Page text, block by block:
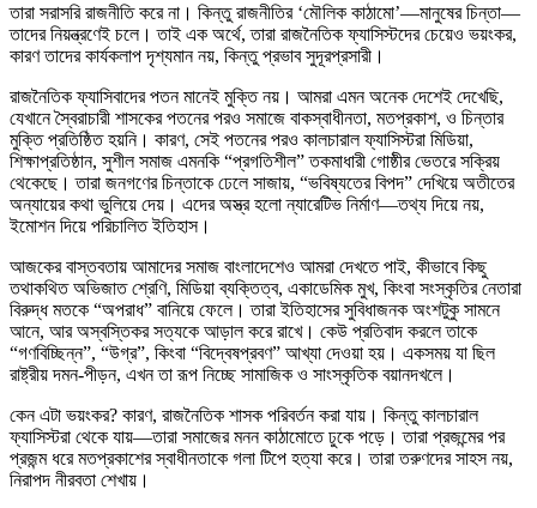
তারা সরাসরি রাজনীতি করে না। কিন্তু রাজনীতির ‘মৌলিক কাঠামো’—মানুষের চিন্তা—
তাদের নিয়ন্ত্রণেই চলে। তাই এক অর্থে, তারা রাজনৈতিক ফ্যাসিস্টদের চেয়েও ভয়ংকর,
কারণ তাদের কার্যকলাপ দৃশ্যমান নয়, কিন্তু প্রভাব সুদূরপ্রসারী।
রাজনৈতিক ফ্যাসিবাদের পতন মানেই মুক্তি নয়। আমরা এমন অনেক দেশেই দেখেছি,
যেখানে স্বৈরাচারী শাসকের পতনের পরও সমাজে বাকস্বাধীনতা, মতপ্রকাশ, ও চিন্তার
মুক্তি প্রতিষ্ঠিত হয়নি। কারণ, সেই পতনের পরও কালচারাল ফ্যাসিস্টরা মিডিয়া,
শিক্ষাপ্রতিষ্ঠান, সুশীল সমাজ এমনকি “প্রগতিশীল” তকমাধারী গোষ্ঠীর ভেতরে সক্রিয়
থেকেছে। তারা জনগণের চিন্তাকে ঢেলে সাজায়, “ভবিষ্যতের বিপদ” দেখিয়ে অতীতের
অন্যায়ের কথা ভুলিয়ে দেয়। এদের অস্ত্র হলো ন্যারেটিভ নির্মাণ—তথ্য দিয়ে নয়,
ইমোশন দিয়ে পরিচালিত ইতিহাস।
আজকের বাস্তবতায় আমাদের সমাজ বাংলাদেশেও আমরা দেখতে পাই, কীভাবে কিছু
তথাকথিত অভিজাত শ্রেণি, মিডিয়া ব্যক্তিত্ব, একাডেমিক মুখ, কিংবা সংস্কৃতির নেতারা
বিরুদ্ধ মতকে “অপরাধ” বানিয়ে ফেলে। তারা ইতিহাসের সুবিধাজনক অংশটুকু সামনে
আনে, আর অস্বস্তিকর সত্যকে আড়াল করে রাখে। কেউ প্রতিবাদ করলে তাকে
“গণবিচ্ছিন্ন”, “উগ্র”, কিংবা “বিদ্বেষপ্রবণ” আখ্যা দেওয়া হয়। একসময় যা ছিল
রাষ্ট্রীয় দমন-পীড়ন, এখন তা রূপ নিচ্ছে সামাজিক ও সাংস্কৃতিক বয়ানদখলে।
কেন এটা ভয়ংকর? কারণ, রাজনৈতিক শাসক পরিবর্তন করা যায়। কিন্তু কালচারাল
ফ্যাসিস্টরা থেকে যায়—তারা সমাজের মনন কাঠামোতে ঢুকে পড়ে। তারা প্রজন্মের পর
প্রজন্ম ধরে মতপ্রকাশের স্বাধীনতাকে গলা টিপে হত্যা করে। তারা তরুণদের সাহস নয়,
নিরাপদ নীরবতা শেখায়।